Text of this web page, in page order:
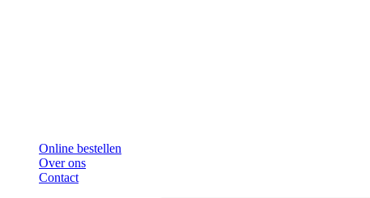
Online bestellen
Over ons
Contact